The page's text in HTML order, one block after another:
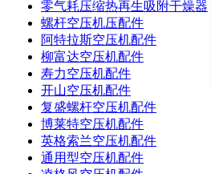
零气耗压缩热再生吸附干燥器
螺杆空压机压配件
阿特拉斯空压机配件
柳富达空压机配件
寿力空压机配件
开山空压机配件
复盛螺杆空压机配件
博莱特空压机配件
英格索兰空压机配件
通用型空压机配件